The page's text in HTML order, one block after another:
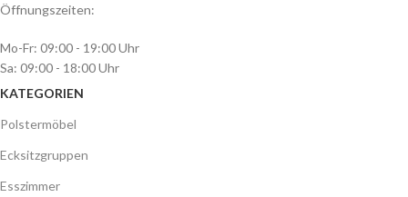
Öffnungszeiten:
Mo-Fr: 09:00 - 19:00 Uhr
Sa: 09:00 - 18:00 Uhr
KATEGORIEN
Polstermöbel
Ecksitzgruppen
Esszimmer